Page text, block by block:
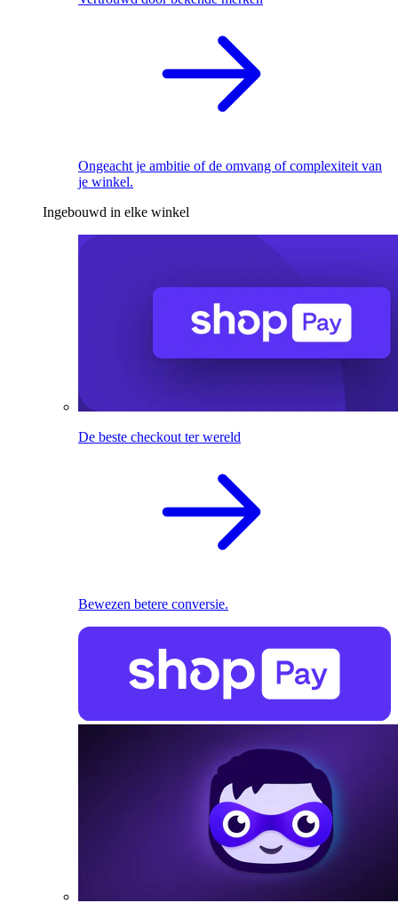
Ongeacht je ambitie of de omvang of complexiteit van
je winkel.
Ingebouwd in elke winkel
De beste checkout ter wereld
Bewezen betere conversie.